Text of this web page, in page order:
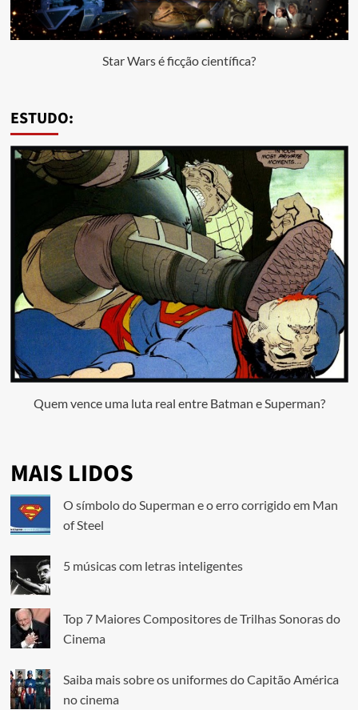
Star Wars é ficção científica?
ESTUDO:
Quem vence uma luta real entre Batman e Superman?
MAIS LIDOS
O símbolo do Superman e o erro corrigido em Man
of Steel
5 músicas com letras inteligentes
Top 7 Maiores Compositores de Trilhas Sonoras do
Cinema
Saiba mais sobre os uniformes do Capitão América
no cinema